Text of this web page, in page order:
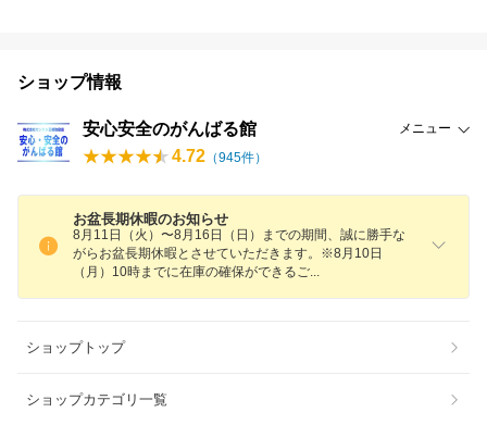
ショップ情報
安心安全のがんばる館 メニュー
4.72 （945件）
お盆長期休暇のお知らせ
8月11日（火）〜8月16日（日）までの期間、誠に勝手な
がらお盆長期休暇とさせていただきます。※8月10日
（月）10時までに在庫の確保ができるご
ショップトップ
ショップカテゴリ一覧